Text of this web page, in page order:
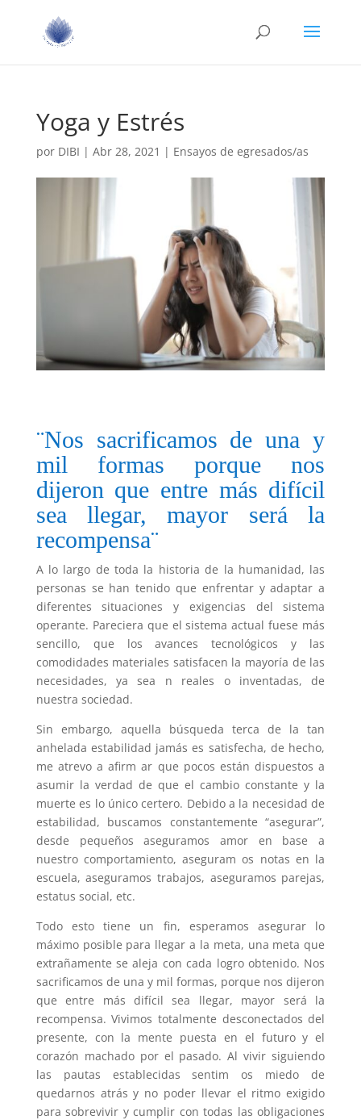
Yoga y Estrés
por DIBI | Abr 28, 2021 | Ensayos de egresados/as
¨Nos sacrificamos de una y
mil formas porque nos
dijeron que entre más difícil
sea llegar, mayor será la
recompensa¨
A lo largo de toda la historia de la humanidad, las
personas se han tenido que enfrentar y adaptar a
diferentes situaciones y exigencias del sistema
operante. Pareciera que el sistema actual fuese más
sencillo, que los avances tecnológicos y las
comodidades materiales satisfacen la mayoría de las
necesidades, ya sea n reales o inventadas, de
nuestra sociedad.
Sin embargo, aquella búsqueda terca de la tan
anhelada estabilidad jamás es satisfecha, de hecho,
me atrevo a afirm ar que pocos están dispuestos a
asumir la verdad de que el cambio constante y la
muerte es lo único certero. Debido a la necesidad de
estabilidad, buscamos constantemente “asegurar”,
desde pequeños aseguramos amor en base a
nuestro comportamiento, aseguram os notas en la
escuela, aseguramos trabajos, aseguramos parejas,
estatus social, etc.
Todo esto tiene un fin, esperamos asegurar lo
máximo posible para llegar a la meta, una meta que
extrañamente se aleja con cada logro obtenido. Nos
sacrificamos de una y mil formas, porque nos dijeron
que entre más difícil sea llegar, mayor será la
recompensa. Vivimos totalmente desconectados del
presente, con la mente puesta en el futuro y el
corazón machado por el pasado. Al vivir siguiendo
las pautas establecidas sentim os miedo de
quedarnos atrás y no poder llevar el ritmo exigido
para sobrevivir y cumplir con todas las obligaciones